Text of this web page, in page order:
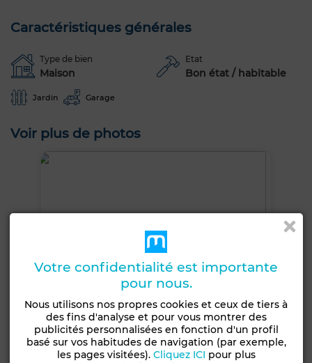
Caractéristiques générales
Type de bien
Maison
Etat
Bon état / habitable
Jardin Garage
Voir plus de photos
Votre confidentialité est importante
pour nous.
Nous utilisons nos propres cookies et ceux de tiers à
des fins d'analyse et pour vous montrer des
publicités personnalisées en fonction d'un profil
basé sur vos habitudes de navigation (par exemple,
les pages visitées). Cliquez ICI pour plus